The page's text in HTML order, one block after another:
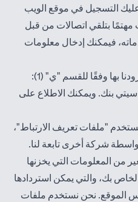
التسجيل في موقع الويب
مهتمًا بتلقي اتصالات من قبل
فيمكنك إدخال معلومات
سيتم التعامل مع أي معلومات تزودنا بها وفقًا للقسم "ي" (1):
بنك. ويمكنك الاطلاع على
opens
"ملفات تعريف الارتباط"،
بواسطة شركة أخرى تابعة لنا.
من المعلومات التي يخزنها
بك، والتي يمكن استردادها
الموقع. نحن نستخدم ملفات